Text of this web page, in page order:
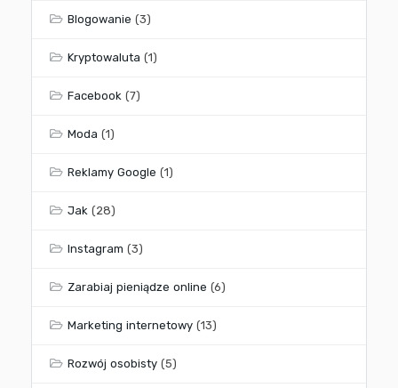
Blogowanie (3)
Kryptowaluta (1)
Facebook (7)
Moda (1)
Reklamy Google (1)
Jak (28)
Instagram (3)
Zarabiaj pieniądze online (6)
Marketing internetowy (13)
Rozwój osobisty (5)